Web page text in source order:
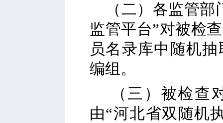
（二）各监管部
监管平台”对被检
员名录库中随机
编组。
（三）被检查
由“河北省双随机